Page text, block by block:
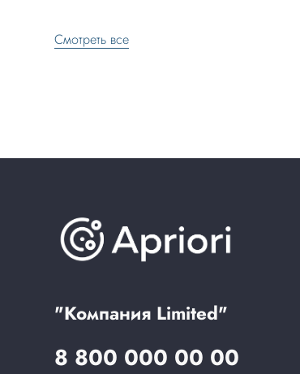
Смотреть все
"Компания Limited"
8 800 000 00 00